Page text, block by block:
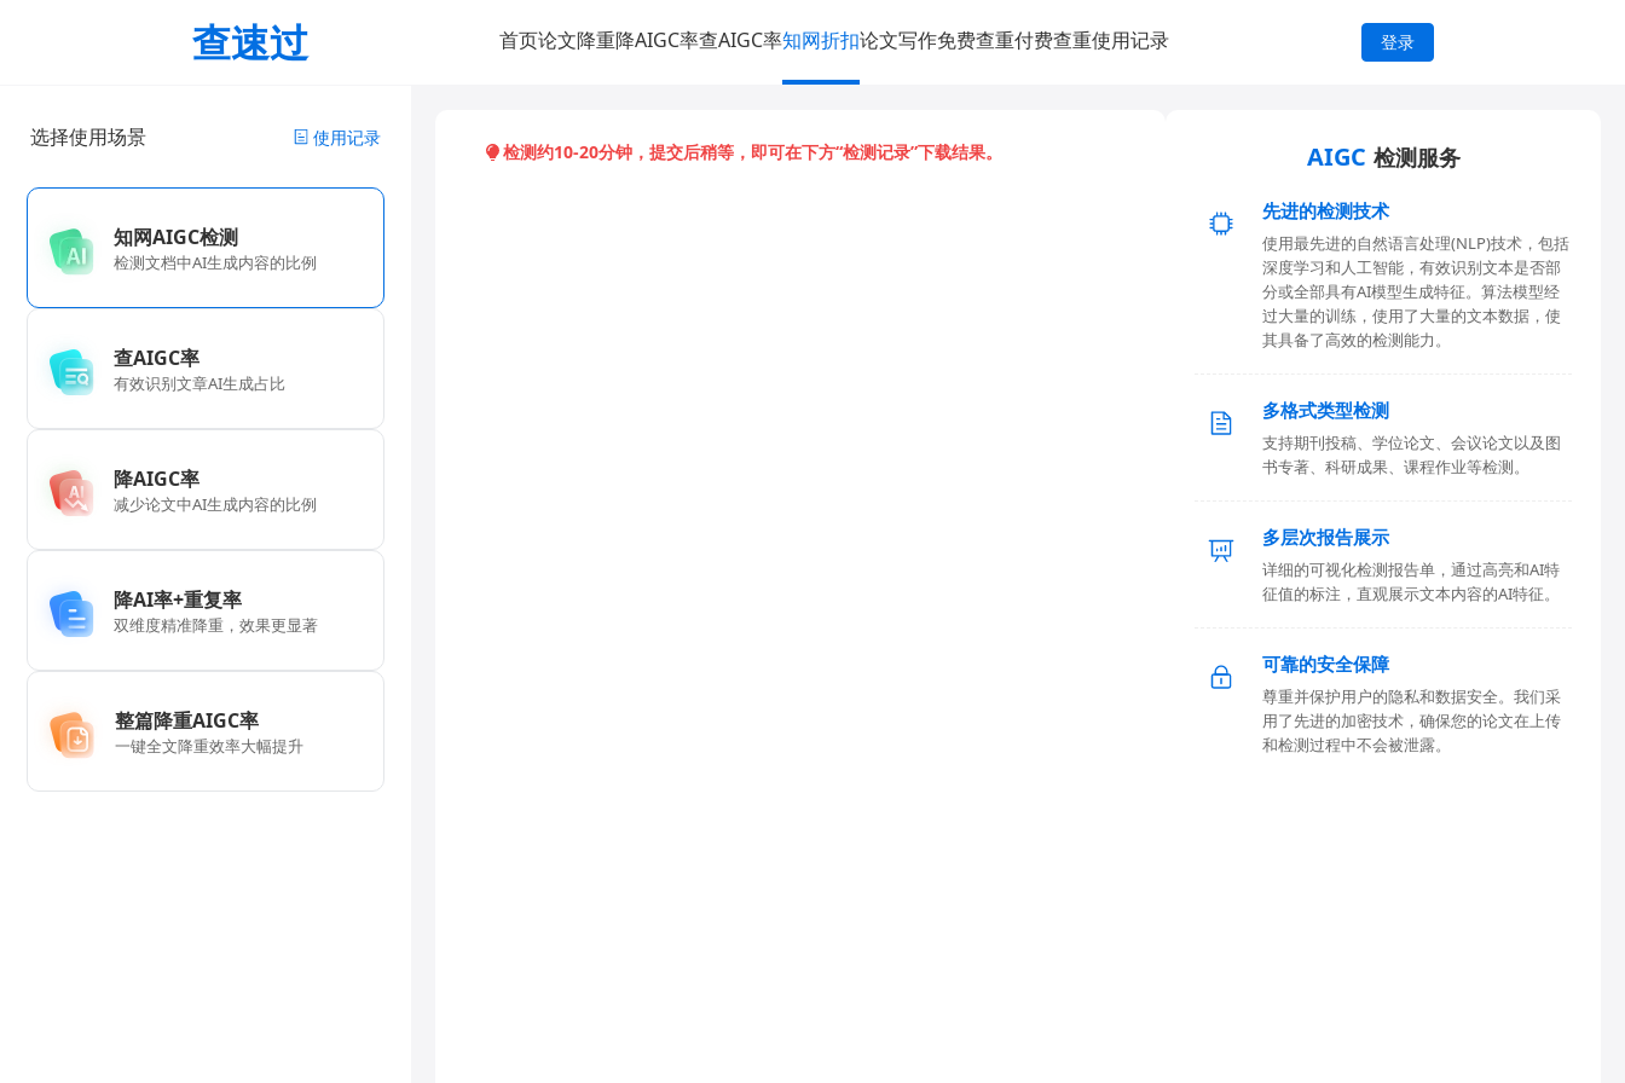
查速过 首页论文降重降AIGC率查AIGC率知网折扣论文写作免费查重付费查重使用记录 登录
选择使用场景 使用记录
知网AIGC检测
检测文档中AI生成内容的比例
查AIGC率
有效识别文章AI生成占比
降AIGC率
减少论文中AI生成内容的比例
降AI率+重复率
双维度精准降重，效果更显著
整篇降重AIGC率
一键全文降重效率大幅提升
检测约10-20分钟，提交后稍等，即可在下方“检测记录”下载结果。 AIGC 检测服务
先进的检测技术
使用最先进的自然语言处理(NLP)技术，包括
深度学习和人工智能，有效识别文本是否部
分或全部具有AI模型生成特征。算法模型经
过大量的训练，使用了大量的文本数据，使
其具备了高效的检测能力。
多格式类型检测
支持期刊投稿、学位论文、会议论文以及图
书专著、科研成果、课程作业等检测。
多层次报告展示
详细的可视化检测报告单，通过高亮和AI特
征值的标注，直观展示文本内容的AI特征。
可靠的安全保障
尊重并保护用户的隐私和数据安全。我们采
用了先进的加密技术，确保您的论文在上传
和检测过程中不会被泄露。